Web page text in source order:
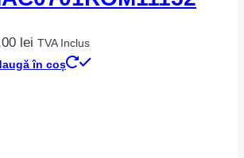
lei TVA Inclus
în coș